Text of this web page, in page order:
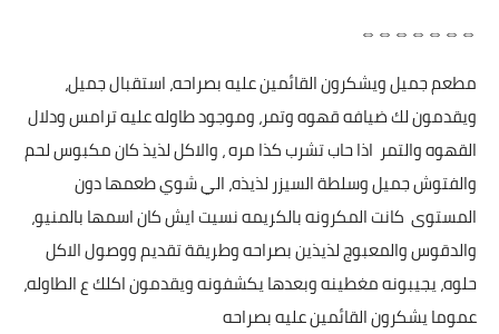
⇔⇔⇔⇔⇔⇔⇔
مطعم جميل ويشكرون القائمين عليه بصراحه، استقبال جميل،
ويقدمون لك ضيافه قهوه وتمر، وموجود طاوله عليه ترامس ودلال
القهوه والتمر اذا حاب تشرب كذا مره ، والاكل لذيذ كان مكبوس لحم
والفتوش جميل وسلطة السيزر لذيذه، الي شوي طعمها دون
المستوى كانت المكرونه بالكريمه نسيت ايش كان اسمها بالمنيو،
والدقوس والمعبوج لذيذين بصراحه وطريقة تقديم ووصول الاكل
حلوه، يجيبونه مغطينه وبعدها يكشفونه ويقدمون اكلك ع الطاوله،
عموما يشكرون القائمين عليه بصراحه